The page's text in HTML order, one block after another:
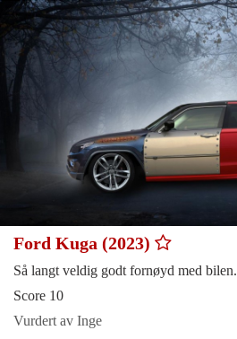
Ford Kuga (2023)
Så langt veldig godt fornøyd med bilen.
Score 10
Vurdert av Inge